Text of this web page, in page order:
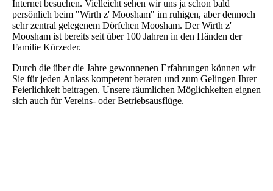
Internet besuchen. Vielleicht sehen wir uns ja schon bald
persönlich beim "Wirth z' Moosham" im ruhigen, aber den­noch
sehr zentral gelegenem Dörfchen Moosham. Der Wirth z'
Moosham ist bereits seit über 100 Jahren in den Händen der
Familie Kürzeder.
Durch die über die Jahre gewonnenen Erfahrungen können wir
Sie für jeden Anlass kompetent beraten und zum Gelingen Ihrer
Feierlichkeit beitragen. Unsere räumlichen Möglichkeiten eignen
sich auch für Vereins- oder Betriebsausflüge.